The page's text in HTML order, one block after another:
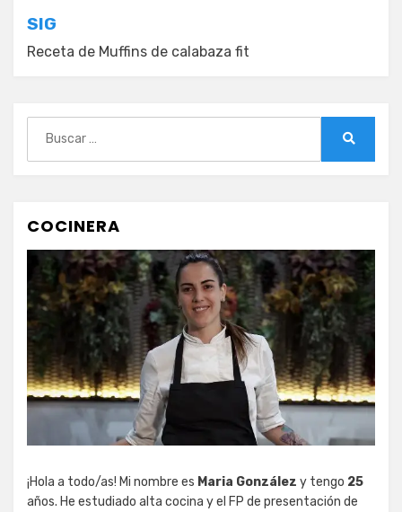
entradas
SIG
Receta de Muffins de calabaza fit
COCINERA
¡Hola a todo/as! Mi nombre es Maria González y tengo 25
años. He estudiado alta cocina y el FP de presentación de